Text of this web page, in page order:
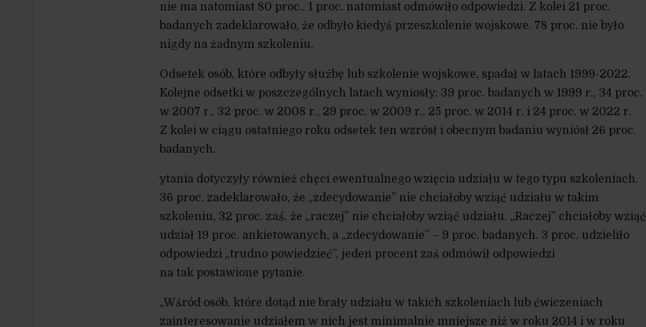
nie ma natomiast 80 proc., 1 proc. natomiast odmówiło odpowiedzi. Z kolei 21 proc.
badanych zadeklarowało, że odbyło kiedyś przeszkolenie wojskowe. 78 proc. nie było
nigdy na żadnym szkoleniu.
Odsetek osób, które odbyły służbę lub szkolenie wojskowe, spadał w latach 1999-2022.
Kolejne odsetki w poszczególnych latach wyniosły: 39 proc. badanych w 1999 r., 34 proc.
w 2007 r., 32 proc. w 2008 r., 29 proc. w 2009 r., 25 proc. w 2014 r. i 24 proc. w 2022 r.
Z kolei w ciągu ostatniego roku odsetek ten wzrósł i obecnym badaniu wyniósł 26 proc.
badanych.
ytania dotyczyły również chęci ewentualnego wzięcia udziału w tego typu szkoleniach.
36 proc. zadeklarowało, że „zdecydowanie” nie chciałoby wziąć udziału w takim
szkoleniu, 32 proc. zaś, że „raczej” nie chciałoby wziąć udziału. „Raczej” chciałoby wziąć
udział 19 proc. ankietowanych, a „zdecydowanie” – 9 proc. badanych. 3 proc. udzieliło
odpowiedzi „trudno powiedzieć”, jeden procent zaś odmówił odpowiedzi
na tak postawione pytanie.
„Wśród osób, które dotąd nie brały udziału w takich szkoleniach lub ćwiczeniach
zainteresowanie udziałem w nich jest minimalnie mniejsze niż w roku 2014 i w roku